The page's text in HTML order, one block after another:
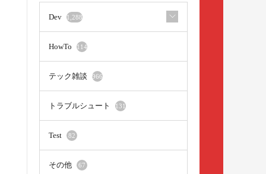
Dev 1,288
HowTo 114
テック雑談 966
トラブルシュート 131
Test 82
その他 67